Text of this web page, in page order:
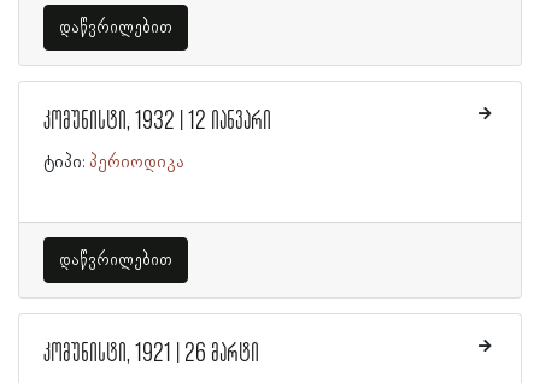
დაწვრილებით
კომუნისტი, 1932 | 12 იანვარი
ტიპი: პერიოდიკა
დაწვრილებით
კომუნისტი, 1921 | 26 მარტი